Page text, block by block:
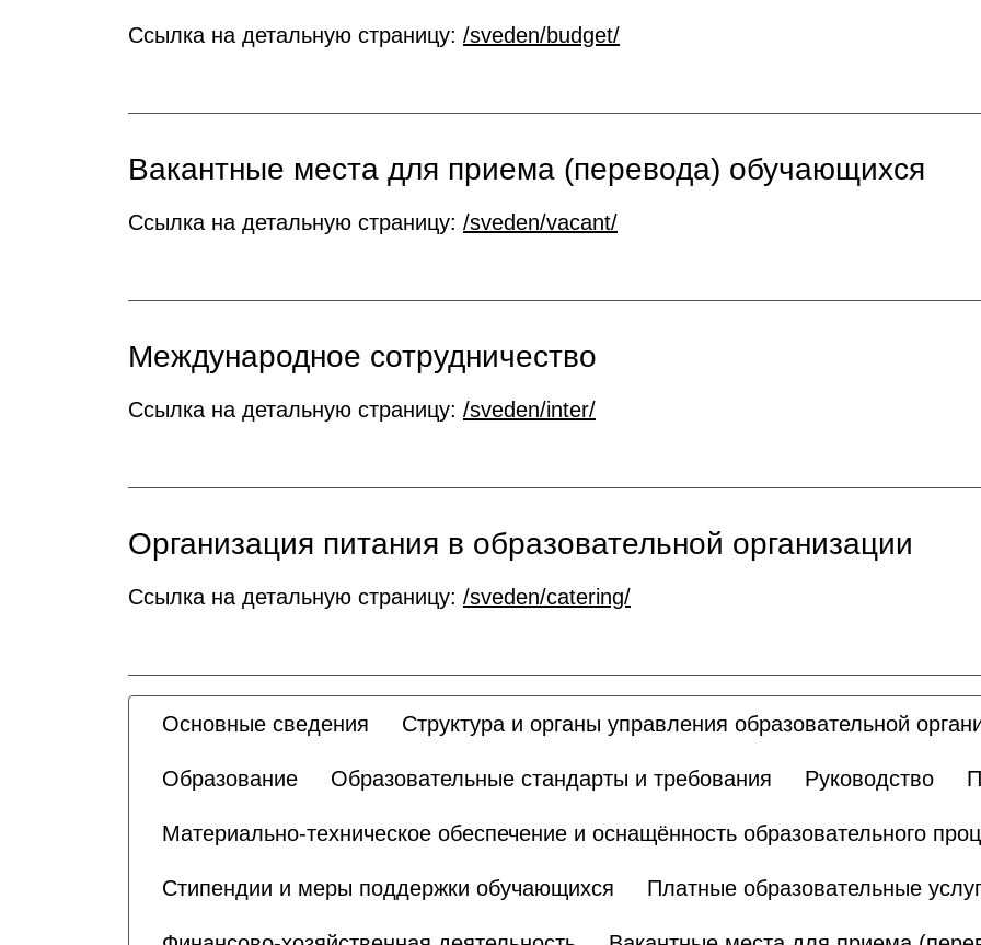
Ссылка на детальную страницу: /sveden/budget/
Вакантные места для приема (перевода) обучающихся
Ссылка на детальную страницу: /sveden/vacant/
Международное сотрудничество
Ссылка на детальную страницу: /sveden/inter/
Организация питания в образовательной организации
Ссылка на детальную страницу: /sveden/catering/
Основные сведения Структура и органы управления образовательной
Образование Образовательные стандарты и требования Руководство
Материально-техническое обеспечение и оснащённость образовательного
Стипендии и меры поддержки обучающихся Платные образовательные